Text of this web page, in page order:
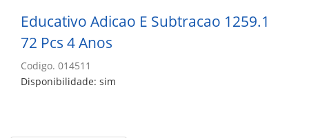
Educativo Adicao E Subtracao 1259.1
72 Pcs 4 Anos
Codigo. 014511
Disponibilidade: sim